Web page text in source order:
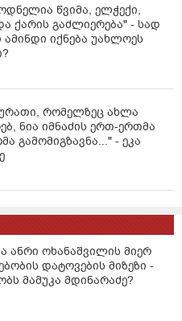
წვიმა, ელჭექი,
ქარის გაძლიერება" - სად
იქნება უახლოეს
რომელზეც ახლა
ნია იმნაძის ერთ-ერთმა
გამომიგზავნა..." - ეკა
ანრი ოხანაშვილის მიერ
დატოვების მიზეზი -
მამუკა მდინარაძე?